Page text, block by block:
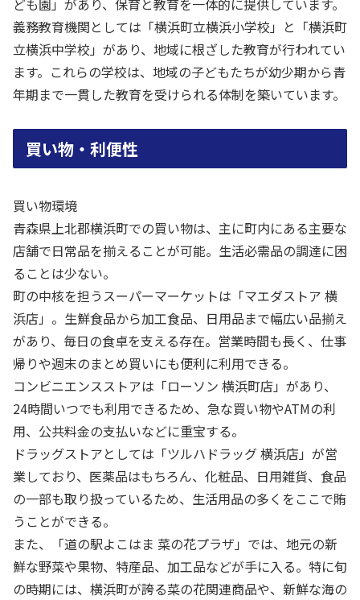
義務教育機関としては「横浜町立横浜小学校」と「横浜町
立横浜中学校」があり、地域に根ざした教育が行われてい
ます。これらの学校は、地域の子どもたちが幼少期から青
年期まで一貫した教育を受けられる体制を築いています。
買い物・利便性
買い物環境
青森県上北郡横浜町での買い物は、主に町内にある主要な
店舗で日常品を揃えることが可能。生活必需品の調達に困
ることは少ない。
町の中核を担うスーパーマーケットは「マエダストア 横
浜店」。生鮮食品から加工食品、日用品まで幅広い品揃え
があり、毎日の食卓を支える存在。営業時間も長く、仕事
帰りや週末のまとめ買いにも便利に利用できる。
コンビニエンスストアは「ローソン 横浜町店」があり、
24時間いつでも利用できるため、急な買い物やATMの利
用、公共料金の支払いなどに重宝する。
ドラッグストアとしては「ツルハドラッグ 横浜店」が営
業しており、医薬品はもちろん、化粧品、日用雑貨、食品
の一部も取り扱っているため、生活用品の多くをここで賄
うことができる。
また、「道の駅よこはま 菜の花プラザ」では、地元の新
鮮な野菜や果物、特産品、加工品などが手に入る。特に旬
の時期には、横浜町が誇る菜の花関連商品や、新鮮な海の